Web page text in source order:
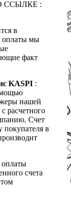
ССЫЛКЕ :
в
оплаты мы
факт
KASPI :
нашей
расчетного
Счет
покупателя в
счета